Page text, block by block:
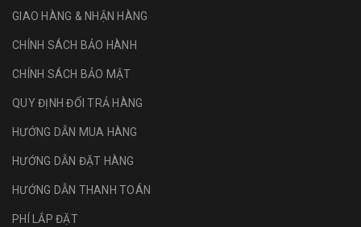
GIAO HÀNG & NHẬN HÀNG
CHÍNH SÁCH BẢO HÀNH
CHÍNH SÁCH BẢO MẬT
QUY ĐỊNH ĐỔI TRẢ HÀNG
HƯỚNG DẪN MUA HÀNG
HƯỚNG DẪN ĐẶT HÀNG
HƯỚNG DẪN THANH TOÁN
PHÍ LẮP ĐẶT